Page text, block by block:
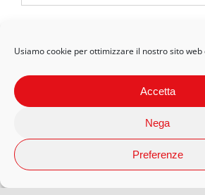
Usiamo cookie per ottimizzare il nostro sito
Accetta
Nega
Preferenze